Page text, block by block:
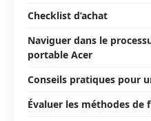
Checklist d’achat
Naviguer dans le
portable Acer
Conseils pratiques pour
Évaluer les méthodes de